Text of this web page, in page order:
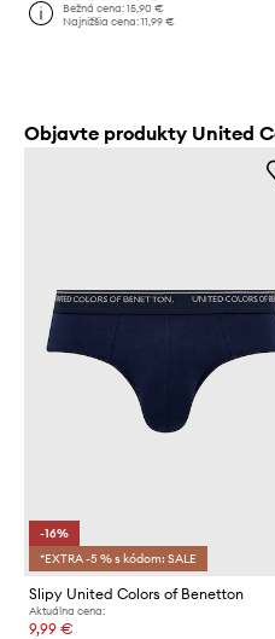
Bežná cena:15,90 €
Najnižšia cena:11,99 €
Objavte produkty United
-16%
*EXTRA -5 % s kódom: SALE
Slipy United Colors of Benetton
Aktuálna cena:
9,99 €